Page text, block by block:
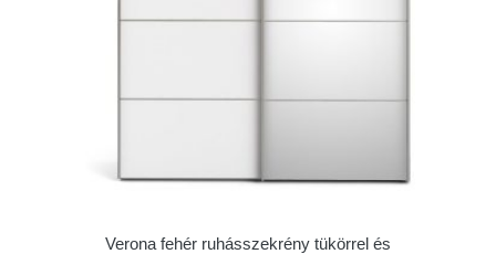
Verona fehér ruhásszekrény tükörrel és